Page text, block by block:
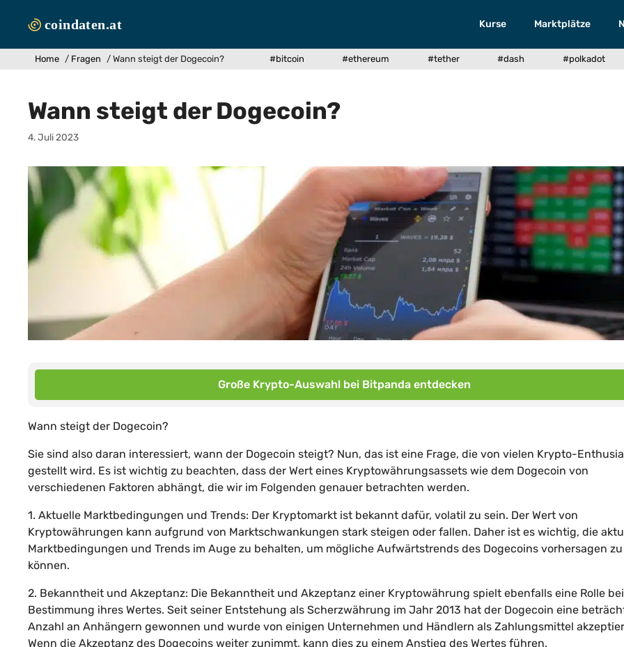
Inhalt
Kurse Marktplätze
Home / Fragen / Wann steigt der Dogecoin? #bitcoin #ethereum #tether #dash #polkadot
Wann steigt der Dogecoin?
4. Juli 2023
Große Krypto-Auswahl bei Bitpanda entdecken
Wann steigt der Dogecoin?
Sie sind also daran interessiert, wann der Dogecoin steigt? Nun, das ist eine Frage, die von vielen Krypto-
gestellt wird. Es ist wichtig zu beachten, dass der Wert eines Kryptowährungsassets wie dem Dogecoin von
verschiedenen Faktoren abhängt, die wir im Folgenden genauer betrachten werden.
1. Aktuelle Marktbedingungen und Trends: Der Kryptomarkt ist bekannt dafür, volatil zu sein. Der Wert von
Kryptowährungen kann aufgrund von Marktschwankungen stark steigen oder fallen. Daher ist es wichtig, die
Marktbedingungen und Trends im Auge zu behalten, um mögliche Aufwärtstrends des Dogecoins vorhersagen zu
können.
2. Bekanntheit und Akzeptanz: Die Bekanntheit und Akzeptanz einer Kryptowährung spielt ebenfalls eine Rolle
Bestimmung ihres Wertes. Seit seiner Entstehung als Scherzwährung im Jahr 2013 hat der Dogecoin eine
Anzahl an Anhängern gewonnen und wurde von einigen Unternehmen und Händlern als Zahlungsmittel
Wenn die Akzeptanz des Dogecoins weiter zunimmt, kann dies zu einem Anstieg des Wertes führen.